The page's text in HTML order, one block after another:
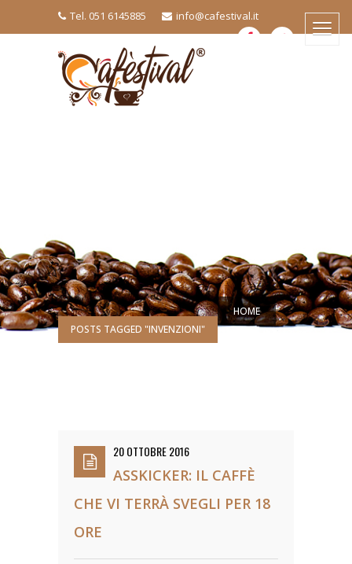
Tel. 051 6145885 info@cafestival.it
HOME
POSTS TAGGED "INVENZIONI"
20 OTTOBRE 2016
ASSKICKER: IL CAFFÈ
CHE VI TERRÀ SVEGLI PER 18
ORE